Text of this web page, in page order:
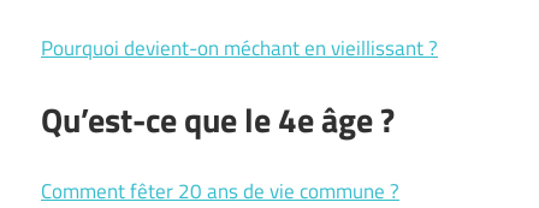
Pourquoi devient-on méchant en vieillissant ?
Qu’est-ce que le 4e âge ?
Comment fêter 20 ans de vie commune ?